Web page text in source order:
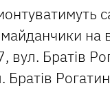
на
Братів
Братів